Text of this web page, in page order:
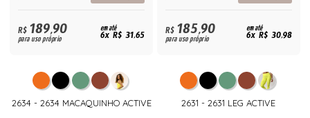
R$189,90
para uso próprio
em até
6x R$ 31,65
2634 - 2634 MACAQUINHO ACTIVE
R$185,90
para uso próprio
em até
6x R$ 30,98
2631 - 2631 LEG ACTIVE